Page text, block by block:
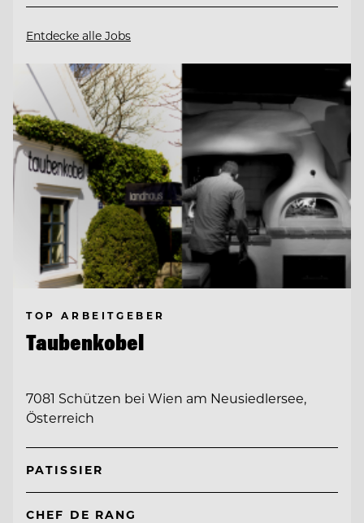
Entdecke alle Jobs
TOP ARBEITGEBER
Taubenkobel
7081 Schützen bei Wien am Neusiedlersee,
Österreich
PATISSIER
CHEF DE RANG